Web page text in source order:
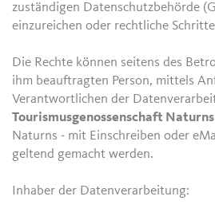
zuständigen Datenschutzbehörde
einzureichen oder rechtliche
Die Rechte können seitens des
ihm beauftragten Person, mittels
Verantwortlichen der
Tourismusgenossenschaft Naturns
Naturns - mit Einschreiben oder
geltend gemacht werden.
Inhaber der Datenverarbeitung: